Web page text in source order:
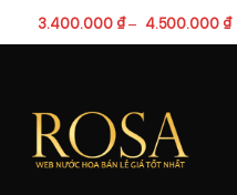
3.400.000 ₫– 4.500.000 ₫